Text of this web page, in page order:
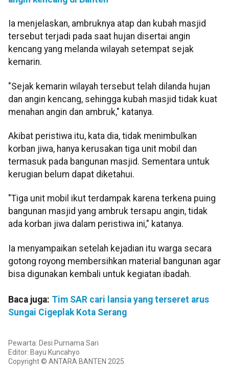
Ia menjelaskan, ambruknya atap dan kubah masjid
tersebut terjadi pada saat hujan disertai angin
kencang yang melanda wilayah setempat sejak
kemarin.
"Sejak kemarin wilayah tersebut telah dilanda hujan
dan angin kencang, sehingga kubah masjid tidak kuat
menahan angin dan ambruk," katanya.
Akibat peristiwa itu, kata dia, tidak menimbulkan
korban jiwa, hanya kerusakan tiga unit mobil dan
termasuk pada bangunan masjid. Sementara untuk
kerugian belum dapat diketahui.
"Tiga unit mobil ikut terdampak karena terkena puing
bangunan masjid yang ambruk tersapu angin, tidak
ada korban jiwa dalam peristiwa ini," katanya.
Ia menyampaikan setelah kejadian itu warga secara
gotong royong membersihkan material bangunan agar
bisa digunakan kembali untuk kegiatan ibadah.
Baca juga: Tim SAR cari lansia yang terseret arus
Sungai Cigeplak Kota Serang
Pewarta: Desi Purnama Sari
Editor: Bayu Kuncahyo
Copyright © ANTARA BANTEN 2025